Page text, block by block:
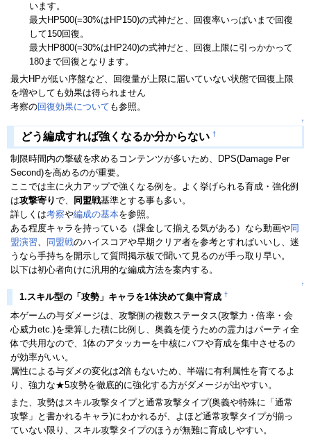
います。
最大HP500(=30%はHP150)の式神だと、回復率いっぱいまで回復
して150回復。
最大HP800(=30%はHP240)の式神だと、回復上限に引っかかって
180まで回復となります。
最大HPが低い序盤など、回復量が上限に届いていない状態で回復上限
を増やしても効果は得られません
考察の回復効果について も参照。
↑
どう編成すれば強くなるか分からない †
制限時間内の撃破を求めるコンテンツが多いため、DPS(Damage Per
Second)を高めるのが重要。
ここでは主に火力アップで強くなる例を。よく挙げられる育成・強化例
は攻撃寄りで、 同盟戦基準とする事も多い。
詳しくは考察や編成の基本を参照。
ある程度キャラを持っている（課金して揃える気がある）なら動画や同
盟演習、 同盟戦のハイスコアや早期クリア者を参考とすればいいし、迷
うなら手持ちを開示して質問掲示板で聞いて見るのが手っ取り早い。
以下は初心者向けに汎用的な編成方法を案内する。
↑
1.スキル型の「攻勢」キャラを1体決めて集中育成 †
本ゲームの与ダメージは、攻撃側の複数ステータス(攻撃力・倍率・会
心威力etc.)を乗算した積に比例し、奥義を使うための霊力はパーティ全
体で共用なので、1体のアタッカーを中核にバフや育成を集中させるの
が効率がいい。
属性による与ダメの変化は2倍もないため、半端に有利属性を育てるよ
り、強力な★5攻勢を徹底的に強化する方がダメージが出やすい。
また、攻勢はスキル攻撃タイプと通常攻撃タイプ(奥義や特殊に「通常
攻撃」と書かれるキャラ)にわかれるが、よほど通常攻撃タイプが揃っ
ていない限り、スキル攻撃タイプのほうが無難に育成しやすい。